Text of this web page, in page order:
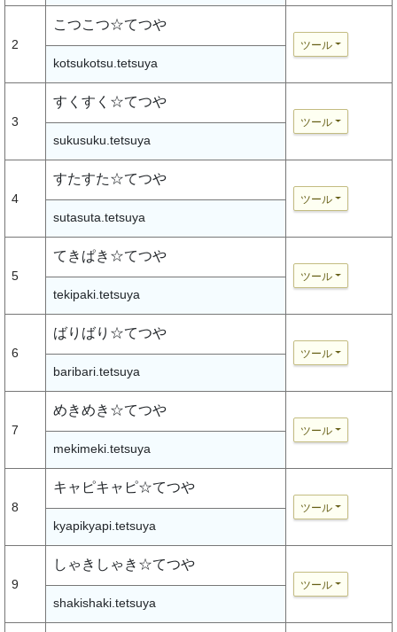
2
こつこつ☆てつや
ツール
kotsukotsu.tetsuya
3
すくすく☆てつや
ツール
sukusuku.tetsuya
4
すたすた☆てつや
ツール
sutasuta.tetsuya
5
てきぱき☆てつや
ツール
tekipaki.tetsuya
6
ばりばり☆てつや
ツール
baribari.tetsuya
7
めきめき☆てつや
ツール
mekimeki.tetsuya
8
キャピキャピ☆てつや
ツール
kyapikyapi.tetsuya
9
しゃきしゃき☆てつや
ツール
shakishaki.tetsuya